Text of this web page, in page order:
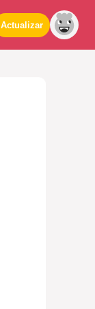
Actualizar